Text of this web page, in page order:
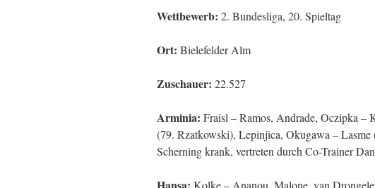
Wettbewerb: 2. Bundesliga, 20. Spieltag
Ort: Bielefelder Alm
Zuschauer: 22.527
Arminia: Fraisl – Ramos, Andrade, Oczipka –
(79. Rzatkowski), Lepinjica, Okugawa –
Scherning krank, vertreten durch Co-Trainer
Hansa: Kolke – Ananou, Malone, van